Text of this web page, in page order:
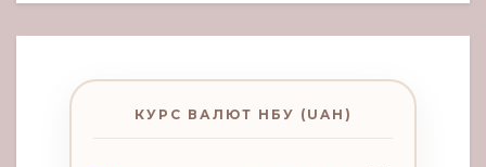
КУРС ВАЛЮТ НБУ (UAH)